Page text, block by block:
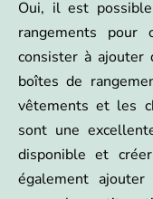
Oui, il est
rangements pour
consister à ajouter
boîtes de
vêtements et les
sont une
disponible et
également